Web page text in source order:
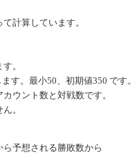
計算しています。
。
す。最小50、初期値350 です。
ウント数と対戦数です。
。
予想される勝敗数から